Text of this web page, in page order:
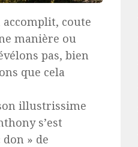
coute
manière ou
pas, bien
que cela
illustrissime
s’est
don » de